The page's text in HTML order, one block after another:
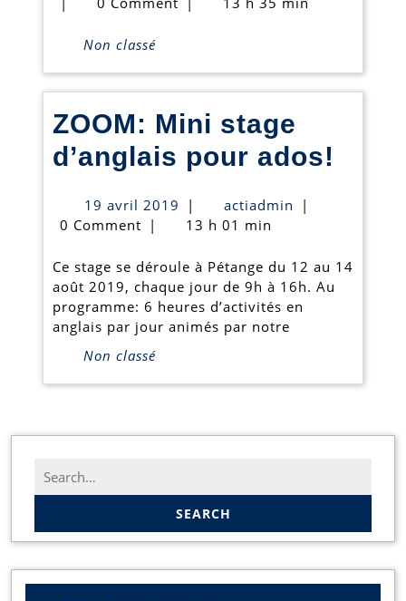
Non classé
ZOOM: Mini stage
d’anglais pour ados!
19 avril 2019 19
avril
| actiadmin actiadmin
|
0 Comment | 13 h 01 min
Ce stage se déroule à Pétange du 12 au 14
août 2019, chaque jour de 9h à 16h. Au
programme: 6 heures d’activités en
anglais par jour animés par notre
Non classé
Search
for: